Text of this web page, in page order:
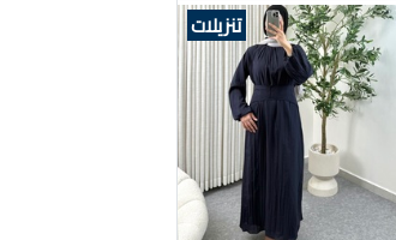
تنزيلات